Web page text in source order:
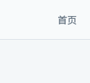
首页